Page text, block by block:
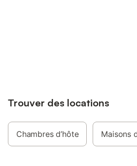
Trouver des locations
Chambres d’hôte Maisons